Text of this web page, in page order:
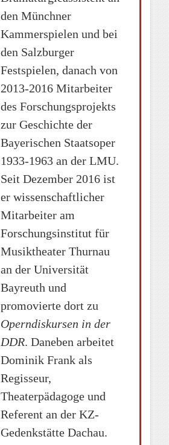
den Münchner
Kammerspielen und bei
den Salzburger
Festspielen, danach von
2013-2016 Mitarbeiter
des Forschungsprojekts
zur Geschichte der
Bayerischen Staatsoper
1933-1963 an der LMU.
Seit Dezember 2016 ist
er wissenschaftlicher
Mitarbeiter am
Forschungsinstitut für
Musiktheater Thurnau
an der Universität
Bayreuth und
promovierte dort zu
Operndiskursen in der
DDR. Daneben arbeitet
Dominik Frank als
Regisseur,
Theaterpädagoge und
Referent an der KZ-
Gedenkstätte Dachau.